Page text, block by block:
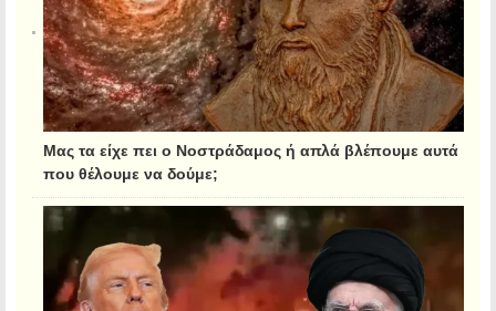
Μας τα είχε πει ο Νοστράδαμος ή απλά βλέπουμε αυτά
που θέλουμε να δούμε;